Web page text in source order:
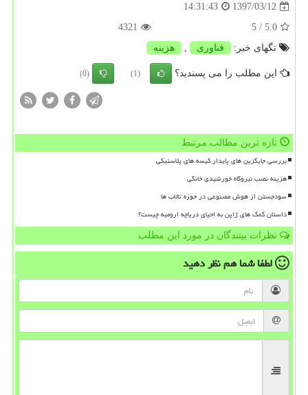
1397/03/12
14:31:43
5.0
/ 5
4321
تگهای خبر:
فناوری , هزینه
این مطلب را می پسندید؟ (1)
(0)
تازه ترین مطالب مرتبط
بررسی جایگزین های پایدار کیسه های پلاستیکی
هزینه نصب نیروگاه خورشیدی خانگی
سودجستن از هوش مصنوعی در حوزه تالاب ها
داستان کمک های ژاپن به احیای دریاچه ارومیه چیست؟
نظرات بینندگان در مورد این مطلب
لطفا شما همنظر دهید